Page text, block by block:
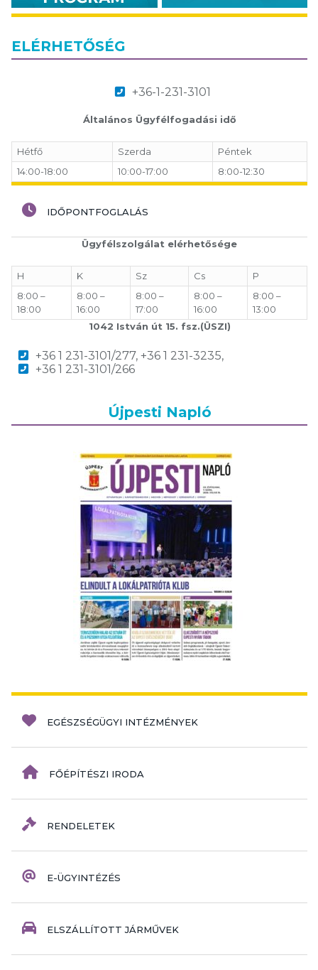
ELÉRHETŐSÉG
+36-1-231-3101
Általános Ügyfélfogadási idő
Hétfő Szerda
Péntek
14:00-18:00
10:00-17:00 8:00-12:30
IDŐPONTFOGLALÁS
Ügyfélszolgálat elérhetősége
H K Sz Cs
P
8:00 –
18:00
8:00 –
16:00
8:00 –
17:00
8:00 –
16:00
8:00 –
13:00
1042 István út 15. fsz.(ÜSZI)
+36 1 231-3101/277, +36 1 231-3235,
+36 1 231-3101/266
Újpesti Napló
EGÉSZSÉGÜGYI INTÉZMÉNYEK
FŐÉPÍTÉSZI IRODA
RENDELETEK
E-ÜGYINTÉZÉS
ELSZÁLLÍTOTT JÁRMŰVEK